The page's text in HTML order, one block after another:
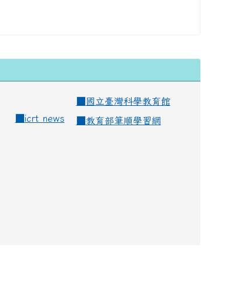
國立臺灣科學教育館
icrt news
教育部筆順學習網